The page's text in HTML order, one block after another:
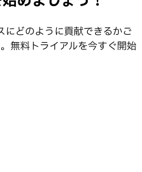
どのように貢献できるかご
無料トライアルを今すぐ開始